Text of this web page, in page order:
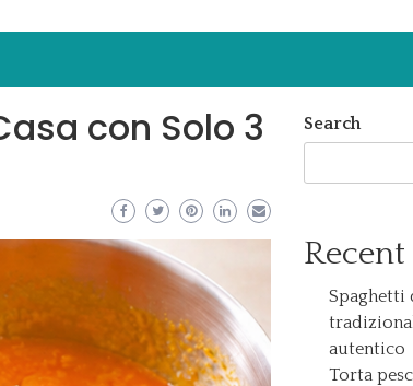
con Solo 3 Search
Recent
Spaghetti
autentico
Torta